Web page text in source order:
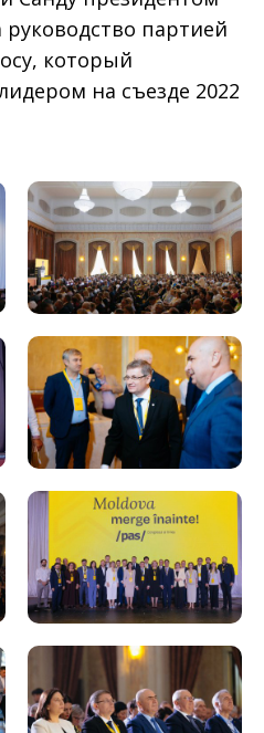
партией
который
на съезде 2022